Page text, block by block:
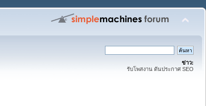
ข่าว:
รับโพสงาน ดันประกาศ SEO